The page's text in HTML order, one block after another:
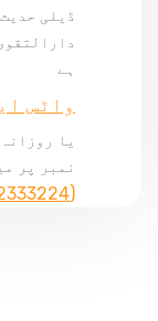
ڈیلی
ہے
واٹس
یا
نمبر پر
(0092-0322-2333224)